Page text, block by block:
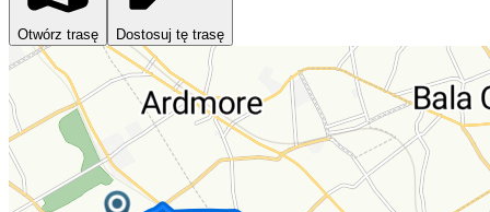
Otwórz trasę Dostosuj tę trasę